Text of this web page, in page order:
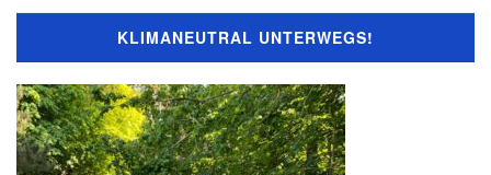
KLIMANEUTRAL UNTERWEGS!